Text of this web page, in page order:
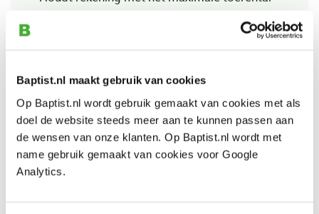
Baptist.nl maakt gebruik van cookies
Op Baptist.nl wordt gebruik gemaakt van cookies met als
doel de website steeds meer aan te kunnen passen aan
de wensen van onze klanten. Op Baptist.nl wordt met
name gebruik gemaakt van cookies voor Google
Analytics.
van de frees. Hoe groter de diameter van de
frees, des te lager het toerental dient te zien, en
Bekijk ook